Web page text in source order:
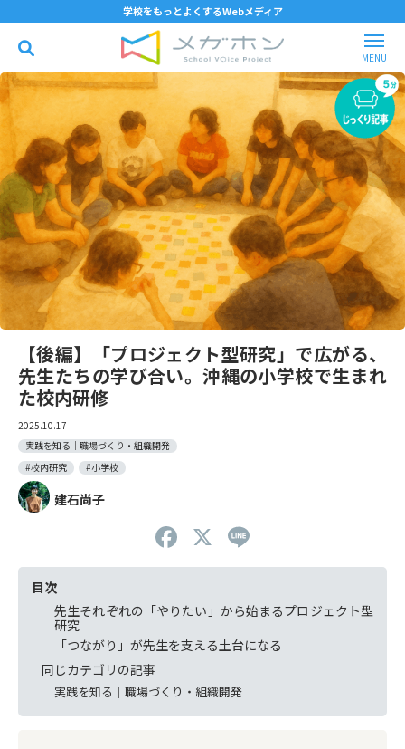
学校をもっとよくするWebメディア
【後編】「プロジェクト型研究」で広がる、
先生たちの学び合い。沖縄の小学校で生まれ
た校内研修
2025.10.17
実践を知る｜職場づくり・組織開発
#校内研究
#小学校
建石尚子
F
a
c
e
b
o
o
X
n
e
目次
先生それぞれの「やりたい」から始まるプロジェクト型
研究
「つながり」が先生を支える土台になる
同じカテゴリの記事
実践を知る｜職場づくり・組織開発